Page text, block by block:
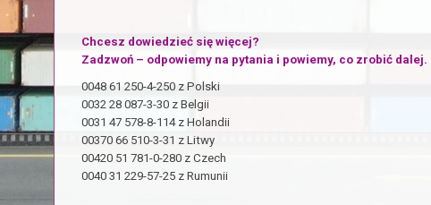
Chcesz dowiedzieć się więcej?
Zadzwoń – odpowiemy na pytania i powiemy, co zrobić dalej.
0048 61 250-4-250 z Polski
0032 28 087-3-30 z Belgii
0031 47 578-8-114 z Holandii
00370 66 510-3-31 z Litwy
00420 51 781-0-280 z Czech
0040 31 229-57-25 z Rumunii